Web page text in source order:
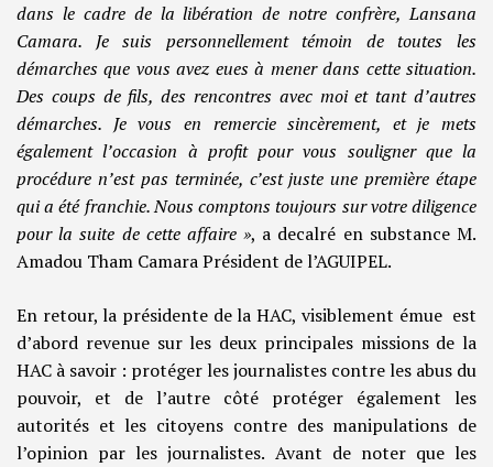
dans le cadre de la libération de notre confrère, Lansana
Camara. Je suis personnellement témoin de toutes les
démarches que vous avez eues à mener dans cette situation.
Des coups de fils, des rencontres avec moi et tant d’autres
démarches. Je vous en remercie sincèrement, et je mets
également l’occasion à profit pour vous souligner que la
procédure n’est pas terminée, c’est juste une première étape
qui a été franchie. Nous comptons toujours sur votre diligence
pour la suite de cette affaire », a decalré en substance M.
Amadou Tham Camara Président de l’AGUIPEL.
En retour, la présidente de la HAC, visiblement émue est
d’abord revenue sur les deux principales missions de la
HAC à savoir : protéger les journalistes contre les abus du
pouvoir, et de l’autre côté protéger également les
autorités et les citoyens contre des manipulations de
l’opinion par les journalistes. Avant de noter que les